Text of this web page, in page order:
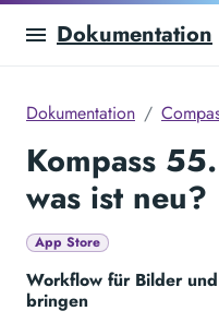
Dokumentation
Dokumentation
Kompass
was ist neu?
App Store
Workflow für Bilder
bringen